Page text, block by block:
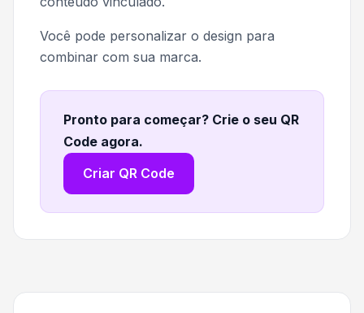
Você pode personalizar o design para
combinar com sua marca.
Pronto para começar? Crie o seu QR
Code agora.
Criar QR Code